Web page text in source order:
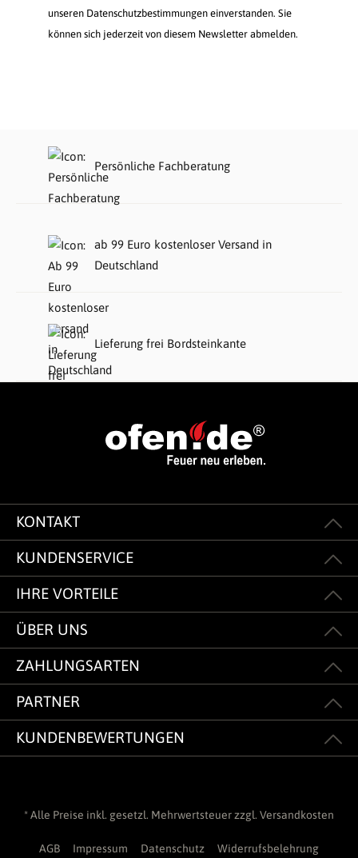
unseren Datenschutzbestimmungen einverstanden. Sie
können sich jederzeit von diesem Newsletter abmelden.
Persönliche Fachberatung
ab 99 Euro kostenloser Versand in
Deutschland
Lieferung frei Bordsteinkante
KONTAKT
KUNDENSERVICE
IHRE VORTEILE
ÜBER UNS
ZAHLUNGSARTEN
PARTNER
KUNDENBEWERTUNGEN
* Alle Preise inkl. gesetzl. Mehrwertsteuer zzgl. Versandkosten
AGB Impressum Datenschutz Widerrufsbelehrung